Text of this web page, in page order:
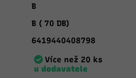
B
B ( 70 DB)
6419440408798
Více než 20 ks
u dodavatele